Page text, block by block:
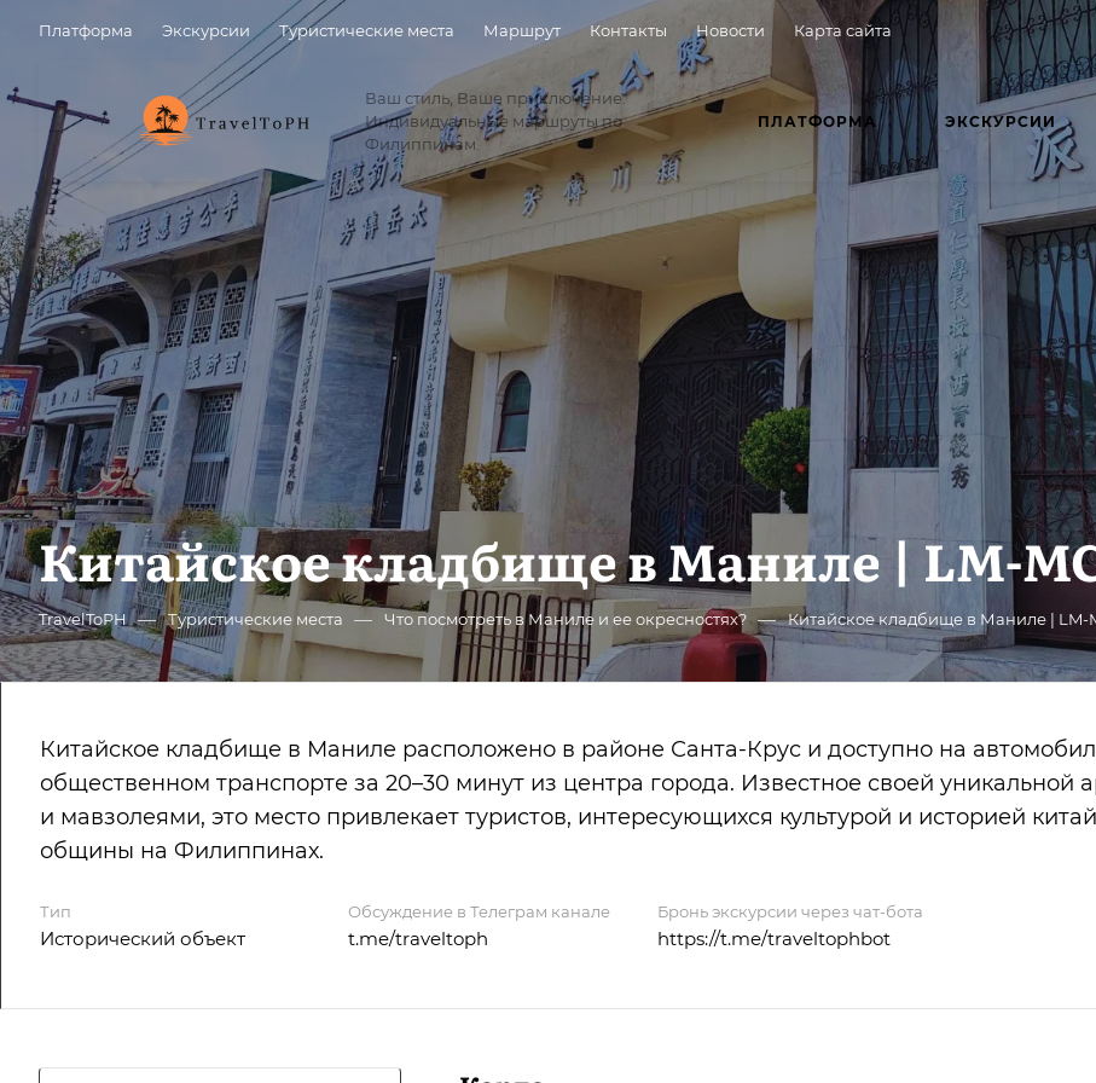
Платформа Экскурсии Туристические места Маршрут Контакты Новости Карта сайта
Ваш стиль, Ваше приключение:
Индивидуальные маршруты по
Филиппинам.
ПЛАТФОРМА ЭКСКУРСИИ
Китайское кладбище в Маниле | LM-
TravelToPH — Туристические места — Что посмотреть в Маниле и ее окресностях? — Китайское кладбище в Маниле | LM-
Китайское кладбище в Маниле расположено в районе Санта-Крус и доступно на
общественном транспорте за 20–30 минут из центра города. Известное своей уникальной
и мавзолеями, это место привлекает туристов, интересующихся культурой и историей
общины на Филиппинах.
Тип
Исторический объект
Обсуждение в Телеграм канале
t.me/traveltoph
Бронь экскурсии через чат-бота
https://t.me/traveltophbot